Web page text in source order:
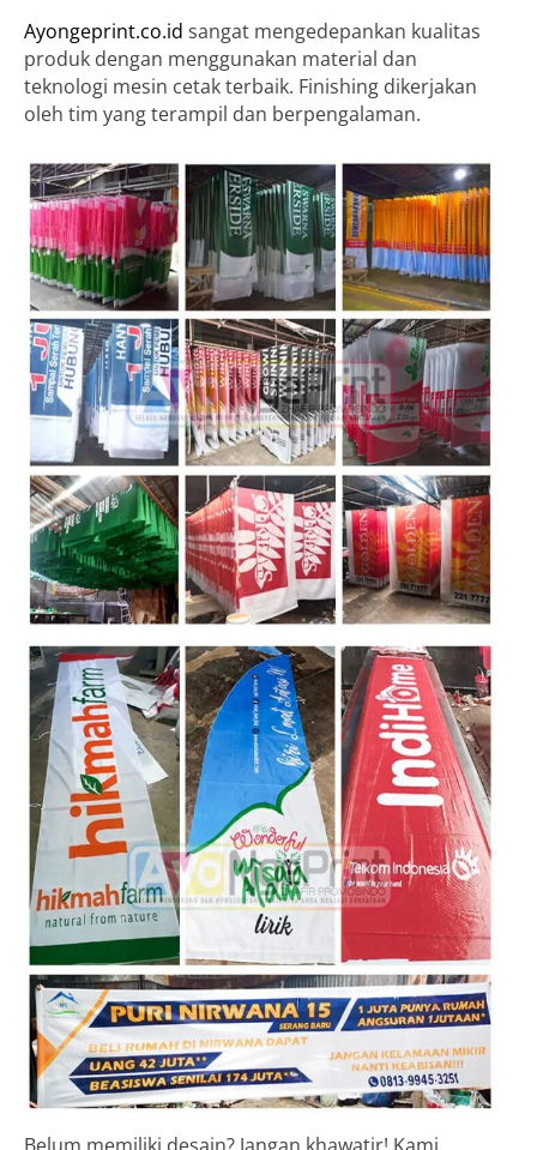
Ayongeprint.co.id sangat mengedepankan kualitas
produk dengan menggunakan material dan
teknologi mesin cetak terbaik. Finishing dikerjakan
oleh tim yang terampil dan berpengalaman.